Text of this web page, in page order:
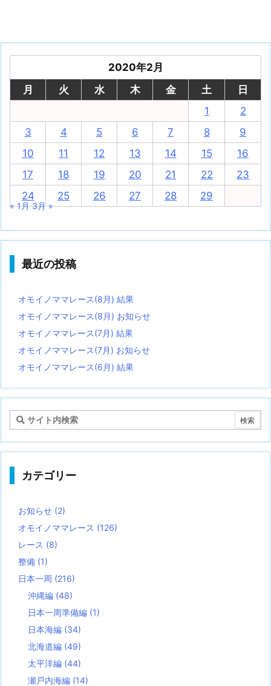
2020年2月
月
火 水 木 金 土
日
1
2
3
4 5 6 7 8
9
10
11 12 13 14 15
16
17
18 19 20 21 22
23
24
25 26 27 28 29
« 1月 3月 »
最近の投稿
オモイノママレース(8月) 結果
オモイノママレース(8月) お知らせ
オモイノママレース(7月) 結果
オモイノママレース(7月) お知らせ
オモイノママレース(6月) 結果
カテゴリー
お知らせ (2)
オモイノママレース (126)
レース (8)
整備 (1)
日本一周 (216)
沖縄編 (48)
日本一周準備編 (1)
日本海編 (34)
北海道編 (49)
太平洋編 (44)
瀬戸内海編 (14)